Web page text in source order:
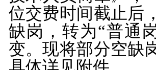
位交费时间截止后
缺岗，转为“普通
变。现将部分空缺